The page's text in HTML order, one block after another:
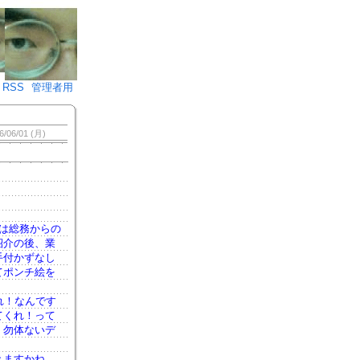
♪)÷2
RSS 管理者用
06/01 (月)
総務からの
介の後、業
かずなし
ンチ絵を
なんです
れ！って
勿体ないデ